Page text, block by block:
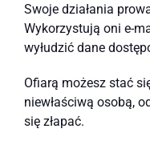
Swoje działania
Wykorzystują oni e-
wyłudzić dane
Ofiarą możesz stać
niewłaściwą osobą,
się złapać.